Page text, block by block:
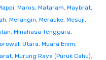
, Maros, Mataram, Maybrat,
, Merangin, Merauke, Mesuji,
, Minahasa Tenggara,
Utara, Muara Enim,
, Murung Raya (Puruk Cahu),